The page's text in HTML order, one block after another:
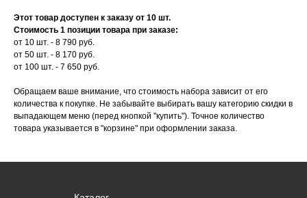
Этот товар доступен к заказу от 10 шт.
Стоимость 1 позиции товара при заказе:
от 10 шт. - 8 790 руб.
от 50 шт. - 8 170 руб.
от 100 шт. - 7 650 руб.
Обращаем ваше внимание, что стоимость набора зависит от его
количества к покупке. Не забывайте выбирать вашу категорию скидки в
выпадающем меню (перед кнопкой "купить"). Точное количество
товара указывается в "корзине" при оформлении заказа.